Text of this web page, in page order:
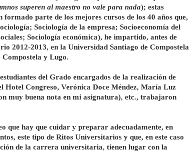
superen al maestro no vale para nada); estas
formado parte de los mejores cursos de los 40 años que,
Sociología de la empresa; Socioeconomía del
Sociología económica), he impartido, antes de
2012-2013, en la Universidad Santiago de Compostela
Compostela y Lugo.
del Grado encargados de la realización de
Hotel Congreso, Verónica Doce Méndez, María Luz
muy buena nota en mi asignatura), etc., trabajaron
que hay que cuidar y preparar adecuadamente, en
este tipo de Ritos Universitarios y que, en este caso
de la carrera universitaria, tienen lugar con la